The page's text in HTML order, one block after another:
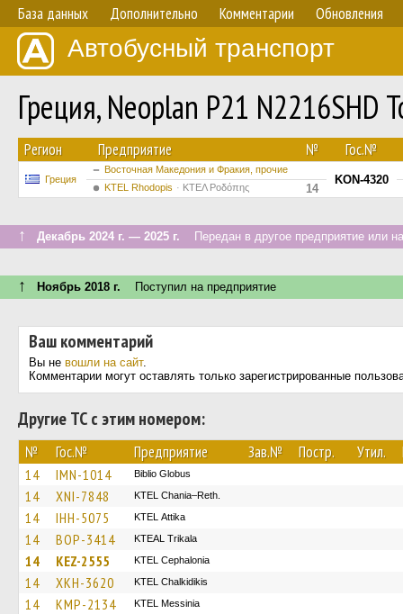
База данных Дополнительно Комментарии Обновления
Автобусный транспорт
Греция, Neoplan P21
Регион Предприятие № Гос.№
Греция
Восточная Македония и Фракия, прочие
KON-4320
KTEL Rhodopis ΚΤΕΛ Ροδόπης 14
↑ Декабрь 2024 г. — 2025 г. Передан в другое предприятие или
↑ Ноябрь 2018 г. Поступил на предприятие
Ваш комментарий
Вы не вошли на сайт.
Комментарии могут оставлять только зарегистрированные
Другие ТС с этим номером:
№ Гос.№ Предприятие Зав.№ Постр. Утил.
14 IMN-1014 Biblio Globus
14 XNI-7848 KTEL Chania–Reth.
14 IHH-5075 KΤΕL Αttika
14 BOP-3414 KTEAL Trikala
14 KEZ-2555 KTEL Cephalonia
14 XKH-3620 ΚΤΕL Chalkidikis
14 KMP-2134 KTEL Messinia